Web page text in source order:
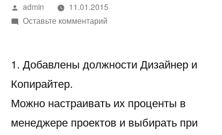
Написано
автором
admin
11.01.2015
Оставьте комментарийк
от
1. Добавлены должности Дизайнер и
Копирайтер.
Можно настраивать их проценты в
менеджере проектов и выбирать при